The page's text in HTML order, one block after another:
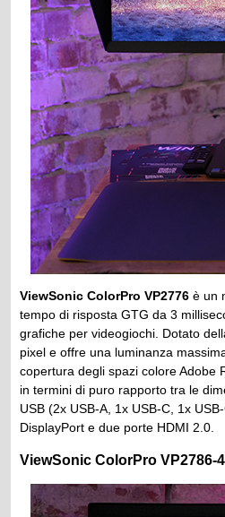
ViewSonic ColorPro VP2776 è un
tempo di risposta GTG da 3
grafiche per videogiochi. Dotato
pixel e offre una luminanza
copertura degli spazi colore Adobe
in termini di puro rapporto tra le
USB (2x USB-A, 1x USB-C, 1x
DisplayPort e due porte HDMI 2.0.
ViewSonic ColorPro VP2786-